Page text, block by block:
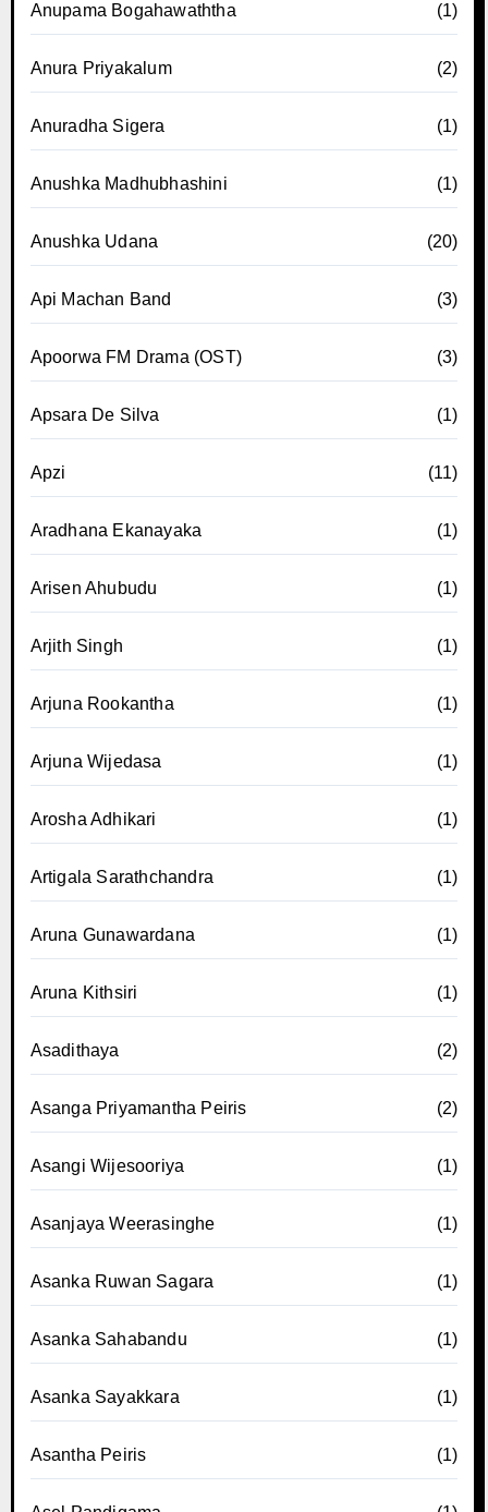
Anupama Bogahawaththa (1)
Anura Priyakalum (2)
Anuradha Sigera (1)
Anushka Madhubhashini (1)
Anushka Udana (20)
Api Machan Band (3)
Apoorwa FM Drama (OST) (3)
Apsara De Silva (1)
Apzi (11)
Aradhana Ekanayaka (1)
Arisen Ahubudu (1)
Arjith Singh (1)
Arjuna Rookantha (1)
Arjuna Wijedasa (1)
Arosha Adhikari (1)
Artigala Sarathchandra (1)
Aruna Gunawardana (1)
Aruna Kithsiri (1)
Asadithaya (2)
Asanga Priyamantha Peiris (2)
Asangi Wijesooriya (1)
Asanjaya Weerasinghe (1)
Asanka Ruwan Sagara (1)
Asanka Sahabandu (1)
Asanka Sayakkara (1)
Asantha Peiris (1)